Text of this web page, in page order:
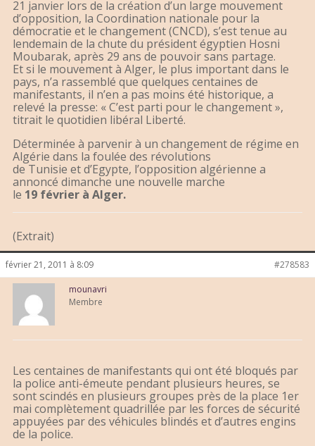
21 janvier lors de la création d’un large mouvement
d’opposition, la Coordination nationale pour la
démocratie et le changement (CNCD), s’est tenue au
lendemain de la chute du président égyptien Hosni
Moubarak, après 29 ans de pouvoir sans partage.
Et si le mouvement à Alger, le plus important dans le
pays, n’a rassemblé que quelques centaines de
manifestants, il n’en a pas moins été historique, a
relevé la presse: « C’est parti pour le changement »,
titrait le quotidien libéral Liberté.
Déterminée à parvenir à un changement de régime en
Algérie dans la foulée des révolutions
de Tunisie et d’Egypte, l’opposition algérienne a
annoncé dimanche une nouvelle marche
le 19 février à Alger.
(Extrait)
février 21, 2011 à 8:09 #278583
mounavri
Membre
Les centaines de manifestants qui ont été bloqués par
la police anti-émeute pendant plusieurs heures, se
sont scindés en plusieurs groupes près de la place 1er
mai complètement quadrillée par les forces de sécurité
appuyées par des véhicules blindés et d’autres engins
de la police.